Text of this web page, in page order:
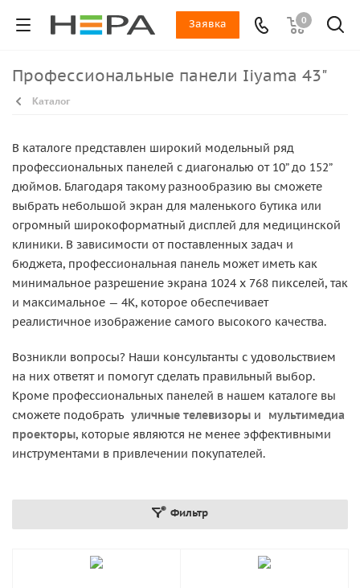
0
Заявка
Профессиональные панели Iiyama 43"
Каталог
В каталоге представлен широкий модельный ряд
профессиональных панелей с диагональю от 10” до 152”
дюймов. Благодаря такому разнообразию вы сможете
выбрать небольшой экран для маленького бутика или
огромный широкоформатный дисплей для медицинской
клиники. В зависимости от поставленных задач и
бюджета, профессиональная панель может иметь как
минимальное разрешение экрана 1024 x 768 пикселей, так
и максимальное — 4K, которое обеспечивает
реалистичное изображение самого высокого качества.
Возникли вопросы? Наши консультанты с удовольствием
на них ответят и помогут сделать правильный выбор.
Кроме профессиональных панелей в нашем каталоге вы
сможете подобрать уличные телевизоры и
мультимедиа
проекторы, которые являются не менее эффективными
инструментами в привлечении покупателей.
Фильтр